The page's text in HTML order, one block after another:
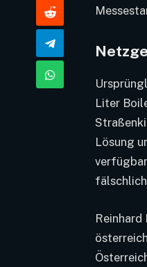
Liter
Lösung